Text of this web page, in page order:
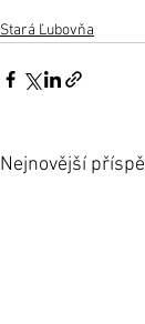
Stará Ľubovňa
Nejnovější